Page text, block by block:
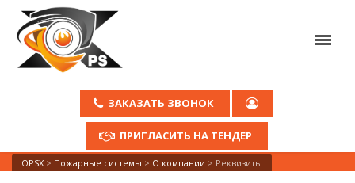
ЗАКАЗАТЬ ЗВОНОК
ПРИГЛАСИТЬ НА ТЕНДЕР
OPSX > Пожарные системы > О компании > Реквизиты